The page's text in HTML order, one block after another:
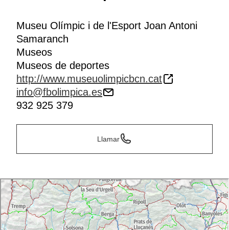
Museu Olímpic i de l'Esport Joan Antoni
Samaranch
Museos
Museos de deportes
http://www.museuolimpicbcn.cat
info@fbolimpica.es
932 925 379
Llamar